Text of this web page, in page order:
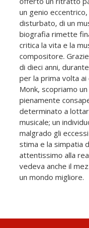
un genio
disturbato, di un
biografia rimette
critica la vita e la
compositore.
di dieci anni,
per la prima volta
Monk, scopriamo
pienamente
determinato a
musicale; un
malgrado gli
stima e la simpatia
attentissimo alla
vedeva anche il
un mondo migliore.